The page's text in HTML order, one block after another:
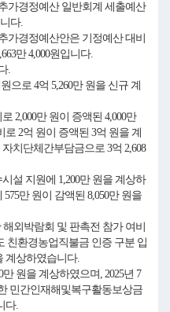
가경정예산 일반회계 세출예산
다.
가경정예산안은 기정예산 대비
만 4,000원입니다.
.
으로 4억 5,260만 원을 신규 계
2,000만 원이 증액된 4,000만
2억 원이 증액된 3억 원을 계
치단체간부담금으로 3억 2,608
설 지원에 1,200만 원을 계상하
만 원이 감액된 8,050만 원을
외박람회 및 판촉전 참가 여비
친환경농업직불금 인증 구분 입
계상하였습니다.
원을 계상하였으며, 2025년 7
민간인재해및복구활동보상금
다.